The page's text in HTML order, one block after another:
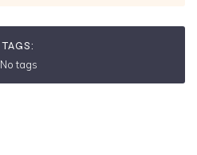
TAGS:
No tags